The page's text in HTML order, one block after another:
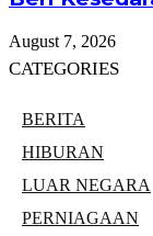
August 7, 2026
CATEGORIES
BERITA
HIBURAN
LUAR NEGARA
PERNIAGAAN